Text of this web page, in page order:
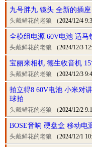
九号胖九 镜头 全新的插
头戴鲜花的老狼 （2024/12/4
全模组电源 60V电池 适马
头戴鲜花的老狼 （2024/12/3
宝丽来相机 德生收音机
头戴鲜花的老狼 （2024/12/3
拍立得8 60V电池 小米对
球拍
头戴鲜花的老狼 （2024/12/2
BOSE音响 硬盘盒 移动电
头戴鲜花的老狼 （2024/12/1